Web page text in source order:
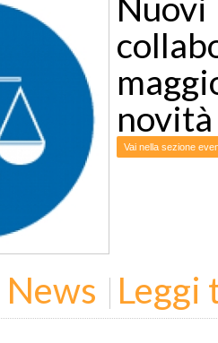
Vai nella sezione
News Leggi